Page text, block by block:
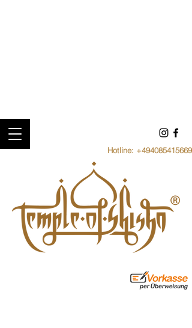
Hotline: +494085415669